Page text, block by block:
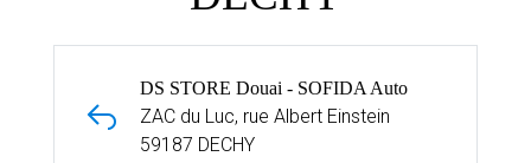
DS STORE Douai - SOFIDA Auto
ZAC du Luc, rue Albert Einstein
59187 DECHY